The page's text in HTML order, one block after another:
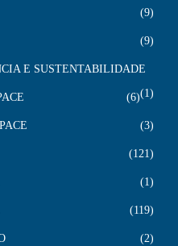
9
9
E SUSTENTABILIDADE
1
6
3
121
1
119
2